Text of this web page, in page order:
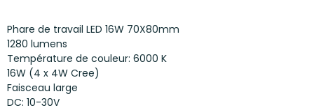
Phare de travail LED 16W 70X80mm
1280 lumens
Température de couleur: 6000 K
16W (4 x 4W Cree)
Faisceau large
DC: 10-30V